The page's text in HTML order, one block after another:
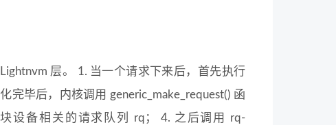
层。 1. 当一个请求下来后，首先执行
完毕后，内核调用 generic_make_request() 函
设备相关的请求队列 rq； 4. 之后调用 rq-